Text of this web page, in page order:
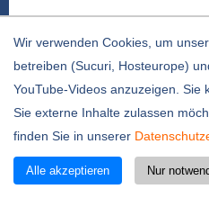
Wir verwenden Cookies, um
betreiben (Sucuri, Hosteurope)
YouTube-Videos anzuzeigen. Sie
Sie externe Inhalte zulassen
finden Sie in unserer
Alle akzeptieren Nur